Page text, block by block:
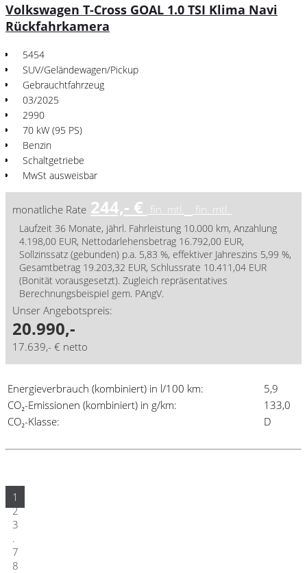
Volkswagen T-Cross GOAL 1.0 TSI Klima Navi
Rückfahrkamera
5454
SUV/Geländewagen/Pickup
Gebrauchtfahrzeug
03/2025
2990
70 kW (95 PS)
Benzin
Schaltgetriebe
MwSt ausweisbar
monatliche Rate 244,- € fin. mtl. fin. mtl.
Laufzeit 36 Monate, jährl. Fahrleistung 10.000 km, Anzahlung
4.198,00 EUR, Nettodarlehensbetrag 16.792,00 EUR,
Sollzinssatz (gebunden) p.a. 5,83 %, effektiver Jahreszins 5,99 %,
Gesamtbetrag 19.203,32 EUR, Schlussrate 10.411,04 EUR
(Bonität vorausgesetzt). Zugleich repräsentatives
Berechnungsbeispiel gem. PAngV.
Unser Angebotspreis:
20.990,-
17.639,- € netto
Energieverbrauch (kombiniert) in l/100 km:
5,9
CO₂-Emissionen (kombiniert) in g/km:
133,0
CO₂-Klasse:
D
1
2
3
.
7
8